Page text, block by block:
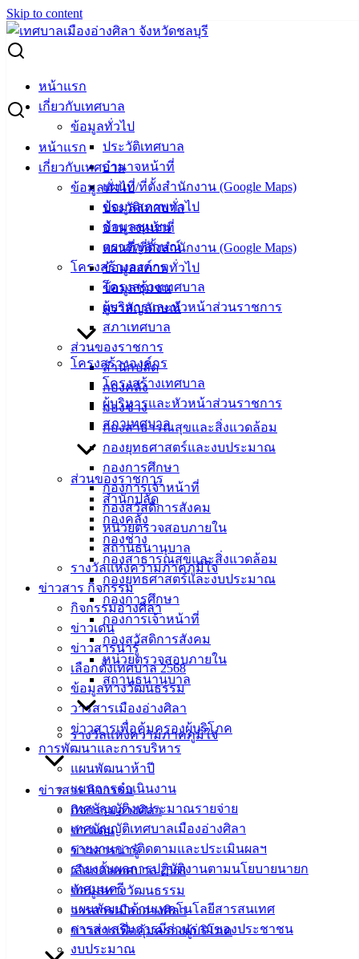
Skip to content
หน้าแรก
เกี่ยวกับเทศบาล
ข้อมูลทั่วไป
ประวัติเทศบาล
อำนาจหน้าที่
แผนที่/ที่ตั้งสำนักงาน (Google Maps)
ข้อมูลสภาพทั่วไป
ข้อมูลชุมชน
ตราสัญลักษณ์
โครงสร้างองค์กร
โครงสร้างเทศบาล
ผู้บริหารและหัวหน้าส่วนราชการ
สภาเทศบาล
ส่วนของราชการ
สำนักปลัด
กองคลัง
กองช่าง
กองสาธารณสุขและสิ่งแวดล้อม
กองยุทธศาสตร์และงบประมาณ
กองการศึกษา
กองการเจ้าหน้าที่
กองสวัสดิการสังคม
หน่วยตรวจสอบภายใน
สถานธนานุบาล
รางวัลแห่งความภาคภูมิใจ
ข่าวสาร กิจกรรม
กิจกรรมอ่างศิลา
ข่าวเด่น
ข่าวสารน่ารู้
เลือกตั้งเทศบาล 2568
ข้อมูลทางวัฒนธรรม
วารสารเมืองอ่างศิลา
ข่าวสารเพื่อคุ้มครองผู้บริโภค
การพัฒนาและการบริหาร
แผนพัฒนาห้าปี
แผนการดำเนินงาน
เทศบัญญัติงบประมาณรายจ่าย
เทศบัญญัติเทศบาลเมืองอ่างศิลา
รายงานการติดตามและประเมินผลฯ
รายงานผลการปฏิบัติงานตามนโยบายนายก
เทศมนตรี
แผนพัฒนาด้านเทคโนโลยีสารสนเทศ
การส่งเสริมการมีส่วนร่วมของประชาชน
งบประมาณ
หน้าแรก
เกี่ยวกับเทศบาล
ข้อมูลทั่วไป
ประวัติเทศบาล
อำนาจหน้าที่
แผนที่/ที่ตั้งสำนักงาน (Google Maps)
ข้อมูลสภาพทั่วไป
ข้อมูลชุมชน
ตราสัญลักษณ์
โครงสร้างองค์กร
โครงสร้างเทศบาล
ผู้บริหารและหัวหน้าส่วนราชการ
สภาเทศบาล
ส่วนของราชการ
สำนักปลัด
กองคลัง
กองช่าง
กองสาธารณสุขและสิ่งแวดล้อม
กองยุทธศาสตร์และงบประมาณ
กองการศึกษา
กองการเจ้าหน้าที่
กองสวัสดิการสังคม
หน่วยตรวจสอบภายใน
สถานธนานุบาล
รางวัลแห่งความภาคภูมิใจ
ข่าวสาร กิจกรรม
กิจกรรมอ่างศิลา
ข่าวเด่น
ข่าวสารน่ารู้
เลือกตั้งเทศบาล 2568
ข้อมูลทางวัฒนธรรม
วารสารเมืองอ่างศิลา
ข่าวสารเพื่อคุ้มครองผู้บริโภค
Search for:
ขอเชิญร่วมตอบแบบสำรวจความพึงพอใจของประชาชนต่อการ
ให้บริการตามคู่มือสำหรับประชาชน
ขอเชิญร่วมตอบแบบสำรวจความพึงพอใจ
ของประชาชนต่อการให้บริการตามคู่มือ
สำหรับประชาชน
เมษายน 1, 2026เมษายน 16, 2026
vichakarn3
ข่าวสารน่ารู้
เทศบาล
อ.เมือง จ.ชลบุรี
20000
142-100-104
บริการ
ประชาชน
ดาวน์โหลด
แบบ
ฟอร์ม,
เอกสาร
คู่มือ
สำหรับ
ประชาชน/
คู่มือการ
ปฏิบัติ
งาน
ข่าวสาร